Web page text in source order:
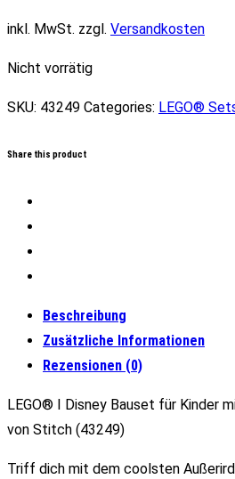
war:
64,99 €
ist:
inkl. MwSt. zzgl. Versandkosten
Nicht vorrätig
SKU: 43249 Categories: LEGO®
Share this product
Beschreibung
Zusätzliche Informationen
Rezensionen (0)
LEGO® ǀ Disney Bauset für Kinder
von Stitch (43249)
Triff dich mit dem coolsten